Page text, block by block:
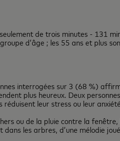
de trois minutes - 131
d’âge ; les 55 ans et plus
interrogées sur 3 (68 %)
plus heureux. Deux
leur stress ou leur
ou de la pluie contre la
les arbres, d’une mélodie